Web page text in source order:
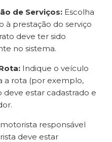
de Serviços: Escolha
à prestação do serviço
deve ter sido
no sistema.
Indique o veículo
a rota (por exemplo,
deve estar cadastrado e
responsável
deve estar